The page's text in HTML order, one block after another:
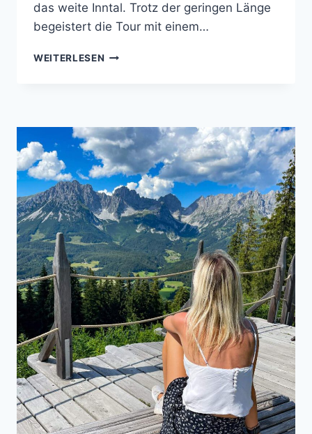
das weite Inntal. Trotz der geringen Länge
begeistert die Tour mit einem…
WEITERLESEN HARTKAISERSEE
KAISER
–
KLEINE
WANDERUNG
MIT
GROSSEM P
ANORAMA